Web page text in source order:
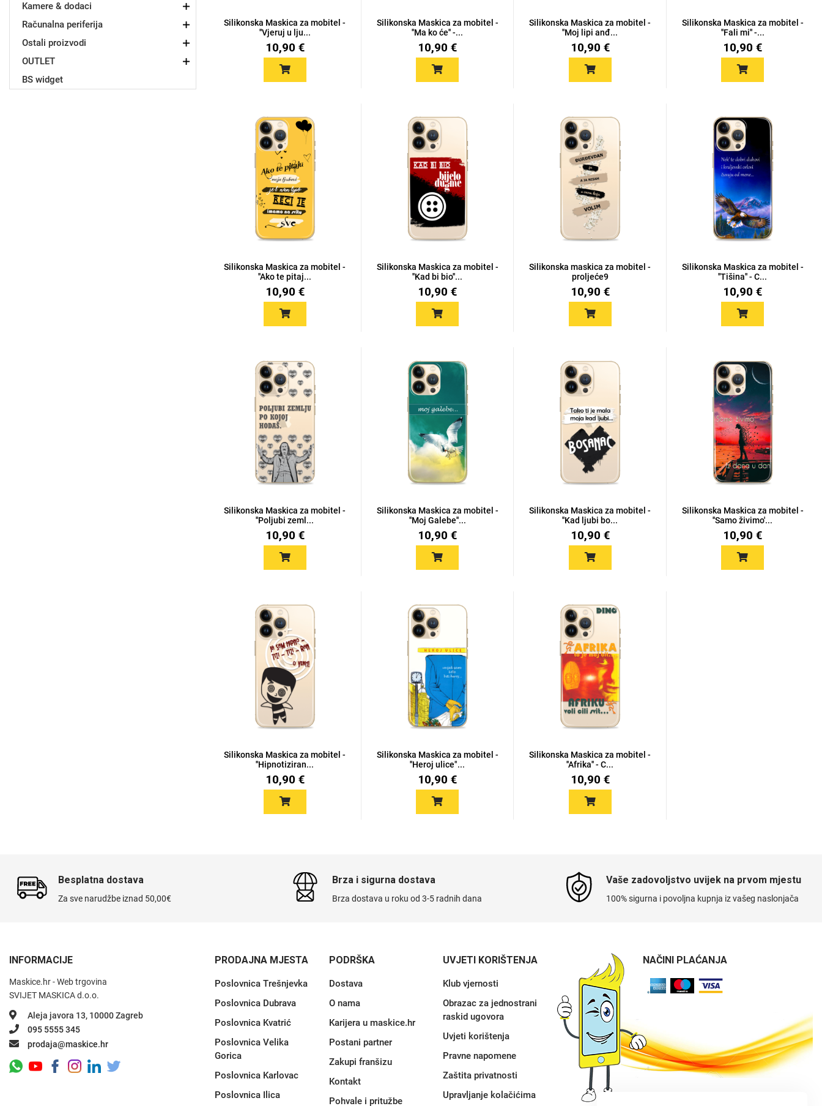
Kamere & dodaci
Računalna periferija
Ostali proizvodi
OUTLET
BS widget
Silikonska Maskica za mobitel -
''Vjeruj u lju...
10,90 €
Silikonska Maskica za mobitel -
''Ma ko će'' -...
10,90 €
Silikonska Maskica za mobitel -
''Moj lipi anđ...
10,90 €
Silikonska Maskica za mobitel -
''Fali mi'' -...
10,90 €
Silikonska Maskica za mobitel -
''Ako te pitaj...
10,90 €
Silikonska Maskica za mobitel -
''Kad bi bio''...
10,90 €
Silikonska maskica za mobitel -
proljeće9
10,90 €
Silikonska Maskica za mobitel -
''Tišina'' - C...
10,90 €
Silikonska Maskica za mobitel -
''Poljubi zeml...
10,90 €
Silikonska Maskica za mobitel -
''Moj Galebe''...
10,90 €
Silikonska Maskica za mobitel -
''Kad ljubi bo...
10,90 €
Silikonska Maskica za mobitel -
''Samo živimo'...
10,90 €
Silikonska Maskica za mobitel -
''Hipnotiziran...
10,90 €
Silikonska Maskica za mobitel -
''Heroj ulice"...
10,90 €
Silikonska Maskica za mobitel -
''Afrika'' - C...
10,90 €
Besplatna dostava
Za sve narudžbe iznad 50,00€
Brza i sigurna dostava
Brza dostava u roku od 3-5 radnih dana
Vaše zadovoljstvo uvijek na prvom mjestu
100% sigurna i povoljna kupnja iz vašeg naslonjača
INFORMACIJE
Maskice.hr - Web trgovina
SVIJET MASKICA d.o.o.
Aleja javora 13, 10000 Zagreb
095 5555 345
prodaja@maskice.hr
PRODAJNA MJESTA
Poslovnica Trešnjevka
Poslovnica Dubrava
Poslovnica Kvatrić
Poslovnica Velika
Gorica
Poslovnica Karlovac
Poslovnica Ilica
PODRŠKA
Dostava
O nama
Karijera u maskice.hr
Postani partner
Zakupi franšizu
Kontakt
Pohvale i pritužbe
UVJETI KORIŠTENJA
Klub vjernosti
Obrazac za jednostrani
raskid ugovora
Uvjeti korištenja
Pravne napomene
Zaštita privatnosti
Upravljanje kolačićima
NAČINI PLAĆANJA